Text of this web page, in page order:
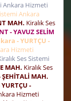
Ankara Hizmeti
Ankara
MAH. Kiralık Ses
- YAVUZ SELİM
- YURTÇU -
Hizmeti
Ses Sistemi
MAH. Kiralık Ses
MAH.
-
Hizmeti